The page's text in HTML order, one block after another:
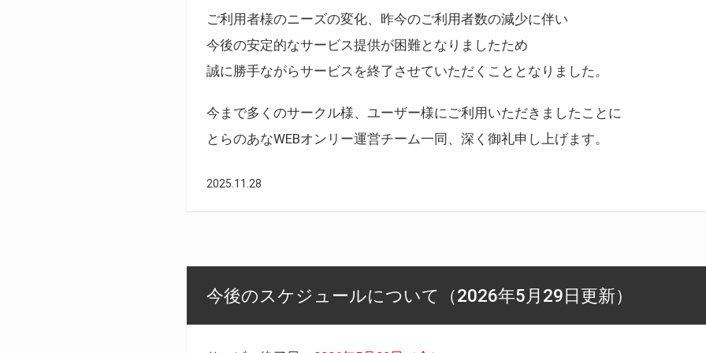
ご利用者様のニーズの変化、昨今のご利用者数の減少に伴い
今後の安定的なサービス提供が困難となりましたため
誠に勝手ながらサービスを終了させていただくこととなりました。
今まで多くのサークル様、ユーザー様にご利用いただきましたことに
とらのあなWEBオンリー運営チーム一同、深く御礼申し上げます。
2025.11.28
今後のスケジュールについて（2026年5月29日更新）